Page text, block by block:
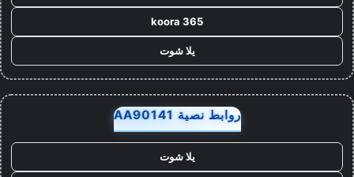
koora 365
يلا شوت
روابط نصية AA90141
يلا شوت